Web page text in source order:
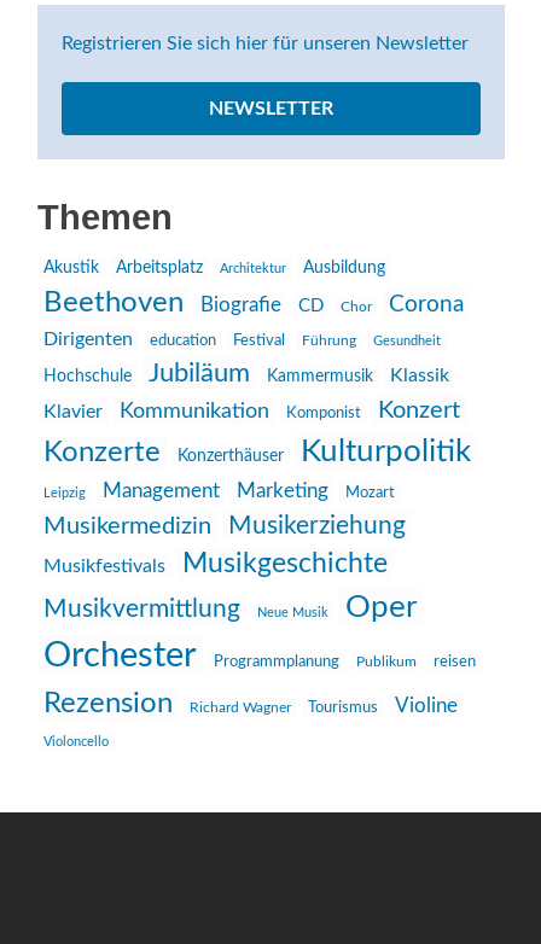
Registrieren Sie sich hier für unseren Newsletter
NEWSLETTER
Themen
Akustik Arbeitsplatz Architektur Ausbildung
Beethoven Biografie CD Chor Corona
Dirigenten education Festival Führung Gesundheit
Hochschule Jubiläum Kammermusik
Klassik
Klavier
Kommunikation Komponist Konzert
Konzerte Konzerthäuser Kulturpolitik
Leipzig Management Marketing Mozart
Musikermedizin Musikerziehung
Musikfestivals Musikgeschichte
Musikvermittlung Neue Musik Oper
Orchester Programmplanung Publikum reisen
Rezension Richard Wagner Tourismus Violine
Violoncello